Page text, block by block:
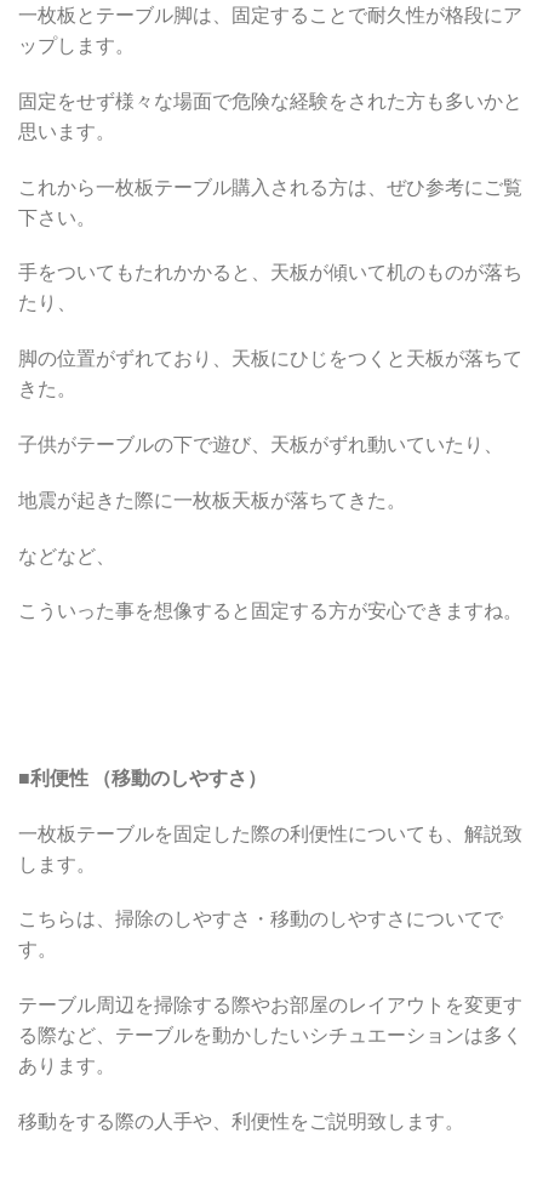
一枚板とテーブル脚は、固定することで耐久性が格段にア
ップします。
固定をせず様々な場面で危険な経験をされた方も多いかと
思います。
これから一枚板テーブル購入される方は、ぜひ参考にご覧
下さい。
手をついてもたれかかると、天板が傾いて机のものが落ち
たり、
脚の位置がずれており、天板にひじをつくと天板が落ちて
きた。
子供がテーブルの下で遊び、天板がずれ動いていたり、
地震が起きた際に一枚板天板が落ちてきた。
などなど、
こういった事を想像すると固定する方が安心できますね。
■利便性 （移動のしやすさ）
一枚板テーブルを固定した際の利便性についても、解説致
します。
こちらは、掃除のしやすさ・移動のしやすさについてで
す。
テーブル周辺を掃除する際やお部屋のレイアウトを変更す
る際など、テーブルを動かしたいシチュエーションは多く
あります。
移動をする際の人手や、利便性をご説明致します。